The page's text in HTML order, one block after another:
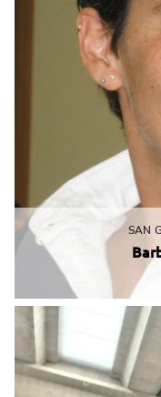
SAN
Correre è la sua